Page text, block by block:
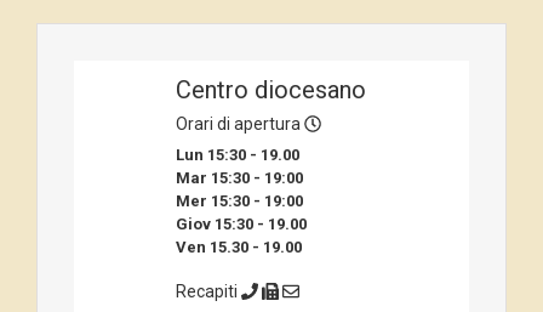
Centro diocesano
Orari di apertura
Lun 15:30 - 19.00
Mar 15:30 - 19:00
Mer 15:30 - 19:00
Giov 15:30 - 19.00
Ven 15.30 - 19.00
Recapiti